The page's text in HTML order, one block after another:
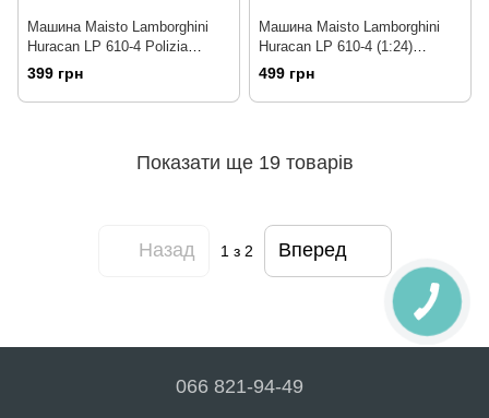
Машина Maisto Lamborghini
Huracan LP 610-4 Polizia
синій.Світло і звук (1: (81723
399 грн
Машина Maisto Lamborghini
Huracan LP 610-4 (1:24)
жовтий (31509 yellow)
499 грн
Показати ще 19 товарів
Назад 1 з 2 Вперед
066 821-94-49